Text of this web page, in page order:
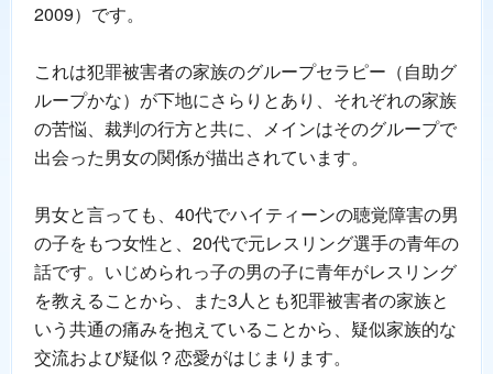
2009）です。
これは犯罪被害者の家族のグループセラピー（自助グ
ループかな）が下地にさらりとあり、それぞれの家族
の苦悩、裁判の行方と共に、メインはそのグループで
出会った男女の関係が描出されています。
男女と言っても、40代でハイティーンの聴覚障害の男
の子をもつ女性と、20代で元レスリング選手の青年の
話です。いじめられっ子の男の子に青年がレスリング
を教えることから、また3人とも犯罪被害者の家族と
いう共通の痛みを抱えていることから、疑似家族的な
交流および疑似？恋愛がはじまります。